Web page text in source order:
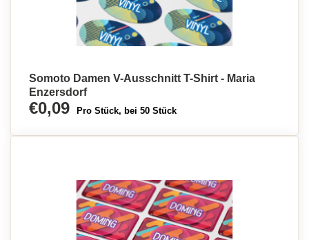
Somoto Damen V-Ausschnitt T-Shirt - Maria
Enzersdorf
€0,09 Pro Stück, bei 50 Stück